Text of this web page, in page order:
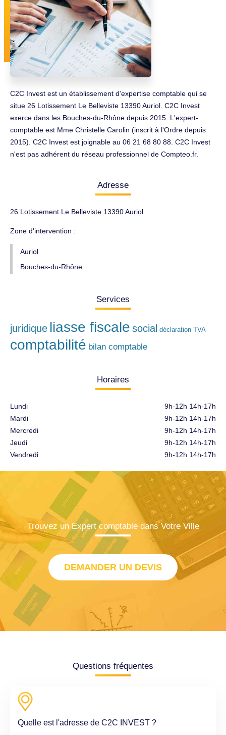
C2C Invest est un établissement d'expertise comptable qui se
situe 26 Lotissement Le Belleviste 13390 Auriol. C2C Invest
exerce dans les Bouches-du-Rhône depuis 2015. L'expert-
comptable est Mme Christelle Carolin (inscrit à l'Ordre depuis
2015). C2C Invest est joignable au 06 21 68 80 88. C2C Invest
n'est pas adhérent du réseau professionnel de Compteo.fr.
Adresse
26 Lotissement Le Belleviste 13390 Auriol
Zone d'intervention :
Auriol
Bouches-du-Rhône
Services
juridique liasse fiscale social déclaration TVA
comptabilité bilan comptable
Horaires
Lundi
Mardi
Mercredi
Jeudi
Vendredi
9h-12h 14h-17h
9h-12h 14h-17h
9h-12h 14h-17h
9h-12h 14h-17h
9h-12h 14h-17h
Trouvez un Expert comptable dans Votre Ville
DEMANDER UN DEVIS
Questions fréquentes
Quelle est l'adresse de C2C INVEST ?